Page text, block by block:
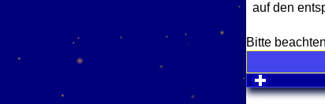
auf den
Bitte
click to